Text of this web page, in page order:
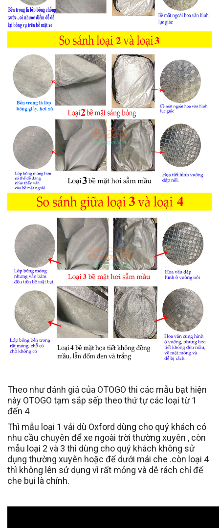
Theo như đánh giá của OTOGO thì các mẫu bạt hiện
này OTOGO tạm sắp sếp theo thứ tự các loại từ 1
đến 4
Thì mẫu loại 1 vải dù Oxford dùng cho quý khách có
nhu cầu chuyên để xe ngoài trời thường xuyên , còn
mẫu loại 2 và 3 thì dùng cho quý khách không sử
dụng thường xuyên hoặc để dưới mái che .còn loại 4
thì không lên sử dụng vì rất mỏng và dễ rách chỉ để
che bụi là chính.